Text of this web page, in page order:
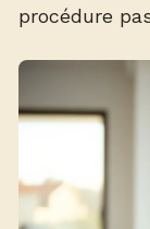
procédure